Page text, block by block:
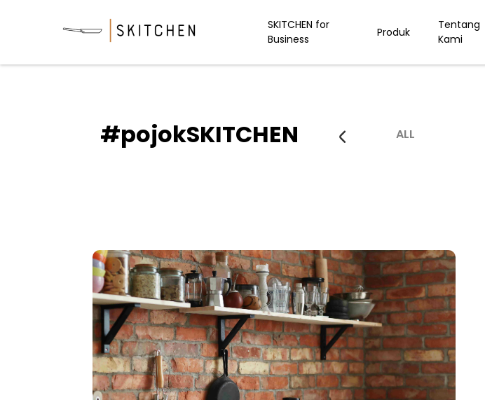
SKITCHEN for
Business
Produk
Tentang
Kami
#pojokSKITCHEN ALL